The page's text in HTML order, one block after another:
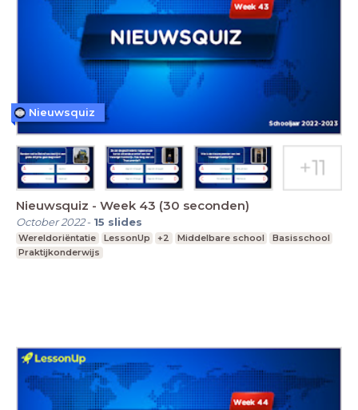
Nieuwsquiz - Week 43 (30 seconden)
October 2022- 15 slides
Wereldoriëntatie LessonUp +2 Middelbare school
Basisschool
Praktijkonderwijs
Nieuwsquiz